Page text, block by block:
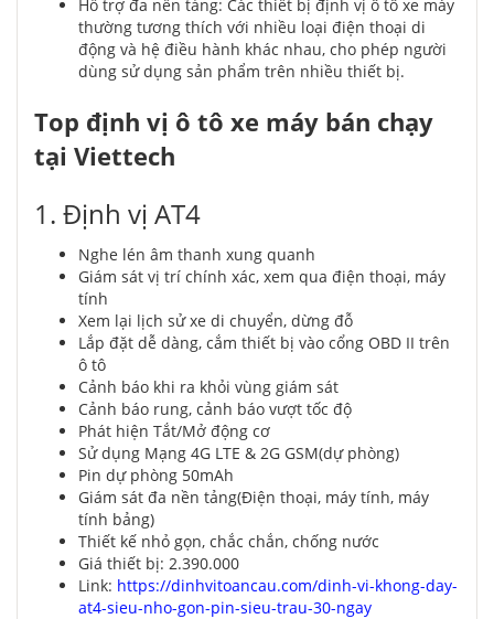
Hỗ trợ đa nền tảng: Các thiết bị định vị ô tô xe máy
thường tương thích với nhiều loại điện thoại di
động và hệ điều hành khác nhau, cho phép người
dùng sử dụng sản phẩm trên nhiều thiết bị.
Top định vị ô tô xe máy bán chạy
tại Viettech
1. Định vị AT4
Nghe lén âm thanh xung quanh
Giám sát vị trí chính xác, xem qua điện thoại, máy
tính
Xem lại lịch sử xe di chuyển, dừng đỗ
Lắp đặt dễ dàng, cắm thiết bị vào cổng OBD II trên
ô tô
Cảnh báo khi ra khỏi vùng giám sát
Cảnh báo rung, cảnh báo vượt tốc độ
Phát hiện Tắt/Mở động cơ
Sử dụng Mạng 4G LTE & 2G GSM(dự phòng)
Pin dự phòng 50mAh
Giám sát đa nền tảng(Điện thoại, máy tính, máy
tính bảng)
Thiết kế nhỏ gọn, chắc chắn, chống nước
Giá thiết bị: 2.390.000
Link: https://dinhvitoancau.com/dinh-vi-khong-day-
at4-sieu-nho-gon-pin-sieu-trau-30-ngay